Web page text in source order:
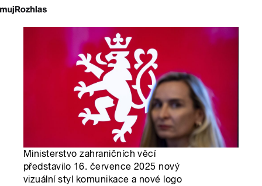
Ministerstvo zahraničních věcí
představilo 16. července 2025 nový
vizuální styl komunikace a nové logo